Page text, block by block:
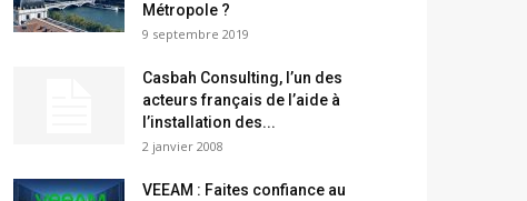
Métropole ?
9 septembre 2019
Casbah Consulting, l’un des
acteurs français de l’aide à
l’installation des...
2 janvier 2008
VEEAM : Faites confiance au